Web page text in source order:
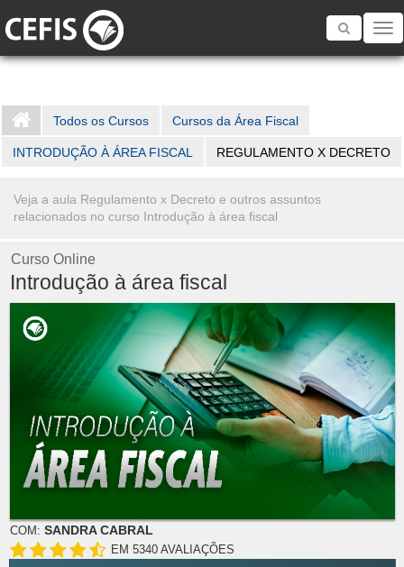
Toggle
Todos os Cursos Cursos da Área Fiscal
INTRODUÇÃO À ÁREA FISCAL REGULAMENTO X DECRETO
Veja a aula Regulamento x Decreto e outros assuntos
relacionados no curso Introdução à área fiscal
Curso Online
Introdução à área fiscal
COM: SANDRA CABRAL
EM 5340 AVALIAÇÕES